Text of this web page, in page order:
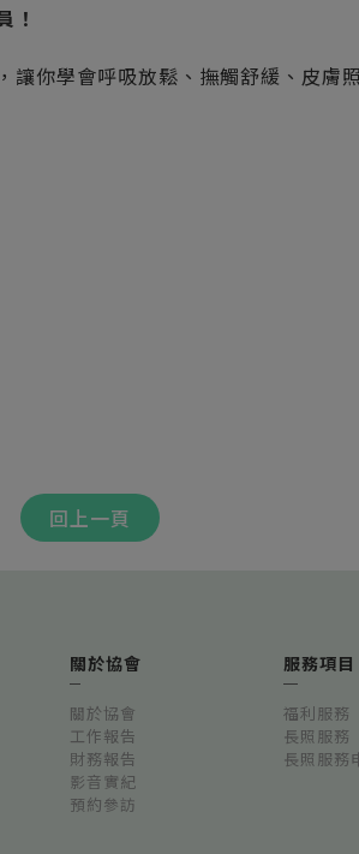
！
你學會呼吸放鬆、撫觸舒緩、皮膚
回上一頁
關於協會
關於協會
工作報告
財務報告
影音實紀
預約參訪
服務項目
福利服務
長照服務
長照服務